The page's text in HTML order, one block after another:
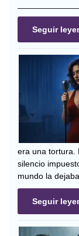
Seguir
era una tortura.
silencio
mundo la
Seguir